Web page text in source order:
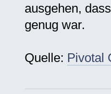
ausgehen,
genug war.
Quelle: Pivotal